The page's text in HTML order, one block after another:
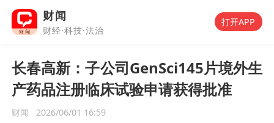
财闻
财经·科技·法治
打开APP
长春高新：子公司GenSci145片境外生
产药品注册临床试验申请获得批准
财闻 2026/06/01 16:59